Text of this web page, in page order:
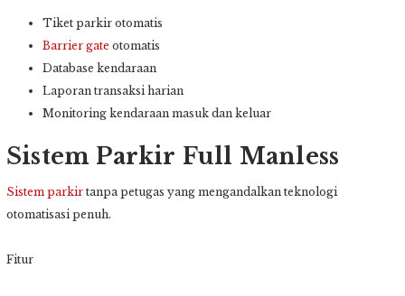
Tiket parkir otomatis
Barrier gate otomatis
Database kendaraan
Laporan transaksi harian
Monitoring kendaraan masuk dan keluar
Sistem Parkir Full Manless
Sistem parkir tanpa petugas yang mengandalkan teknologi
otomatisasi penuh.
Fitur